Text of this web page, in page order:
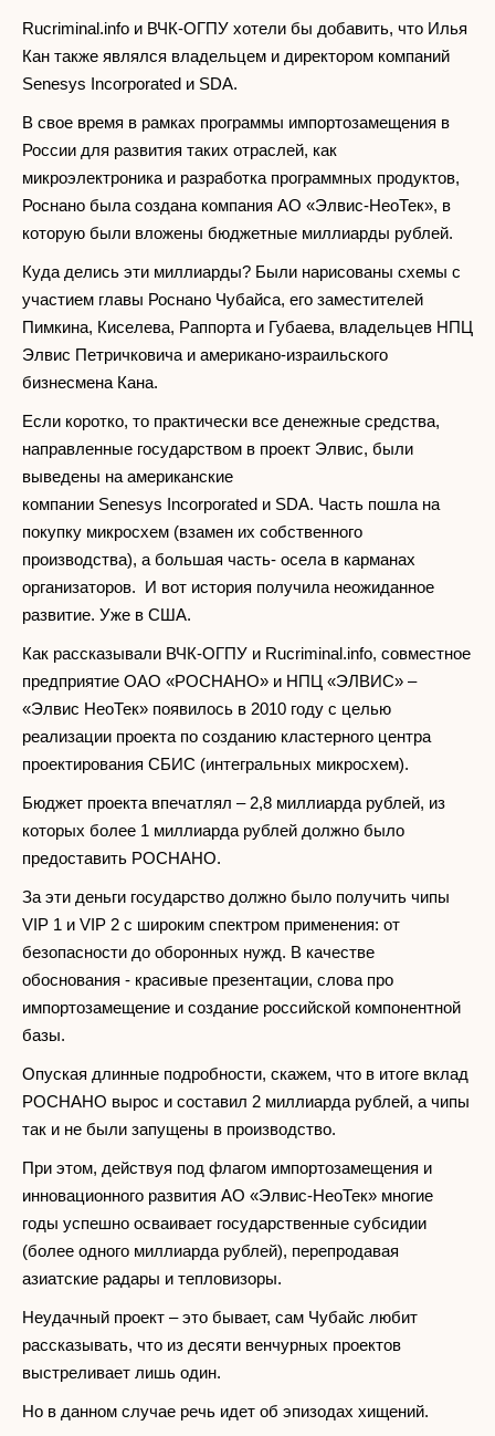
Rucriminal.info и ВЧК-ОГПУ хотели бы добавить, что Илья
Кан также являлся владельцем и директором компаний
Senesys Incorporated и SDA.
В свое время в рамках программы импортозамещения в
России для развития таких отраслей, как
микроэлектроника и разработка программных продуктов,
Роснано была создана компания АО «Элвис-НеоТек», в
которую были вложены бюджетные миллиарды рублей.
Куда делись эти миллиарды? Были нарисованы схемы с
участием главы Роснано Чубайса, его заместителей
Пимкина, Киселева, Раппорта и Губаева, владельцев НПЦ
Элвис Петричковича и американо-израильского
бизнесмена Кана.
Если коротко, то практически все денежные средства,
направленные государством в проект Элвис, были
выведены на американские
компании Senesys Incorporated и SDA. Часть пошла на
покупку микросхем (взамен их собственного
производства), а большая часть- осела в карманах
организаторов. И вот история получила неожиданное
развитие. Уже в США.
Как рассказывали ВЧК-ОГПУ и Rucriminal.info, совместное
предприятие ОАО «РОСНАНО» и НПЦ «ЭЛВИС» –
«Элвис НеоТек» появилось в 2010 году с целью
реализации проекта по созданию кластерного центра
проектирования СБИС (интегральных микросхем).
Бюджет проекта впечатлял – 2,8 миллиарда рублей, из
которых более 1 миллиарда рублей должно было
предоставить РОСНАНО.
За эти деньги государство должно было получить чипы
VIP 1 и VIP 2 с широким спектром применения: от
безопасности до оборонных нужд. В качестве
обоснования - красивые презентации, слова про
импортозамещение и создание российской компонентной
базы.
Опуская длинные подробности, скажем, что в итоге вклад
РОСНАНО вырос и составил 2 миллиарда рублей, а чипы
так и не были запущены в производство.
При этом, действуя под флагом импортозамещения и
инновационного развития АО «Элвис-НеоТек» многие
годы успешно осваивает государственные субсидии
(более одного миллиарда рублей), перепродавая
азиатские радары и тепловизоры.
Неудачный проект – это бывает, сам Чубайс любит
рассказывать, что из десяти венчурных проектов
выстреливает лишь один.
Но в данном случае речь идет об эпизодах хищений.